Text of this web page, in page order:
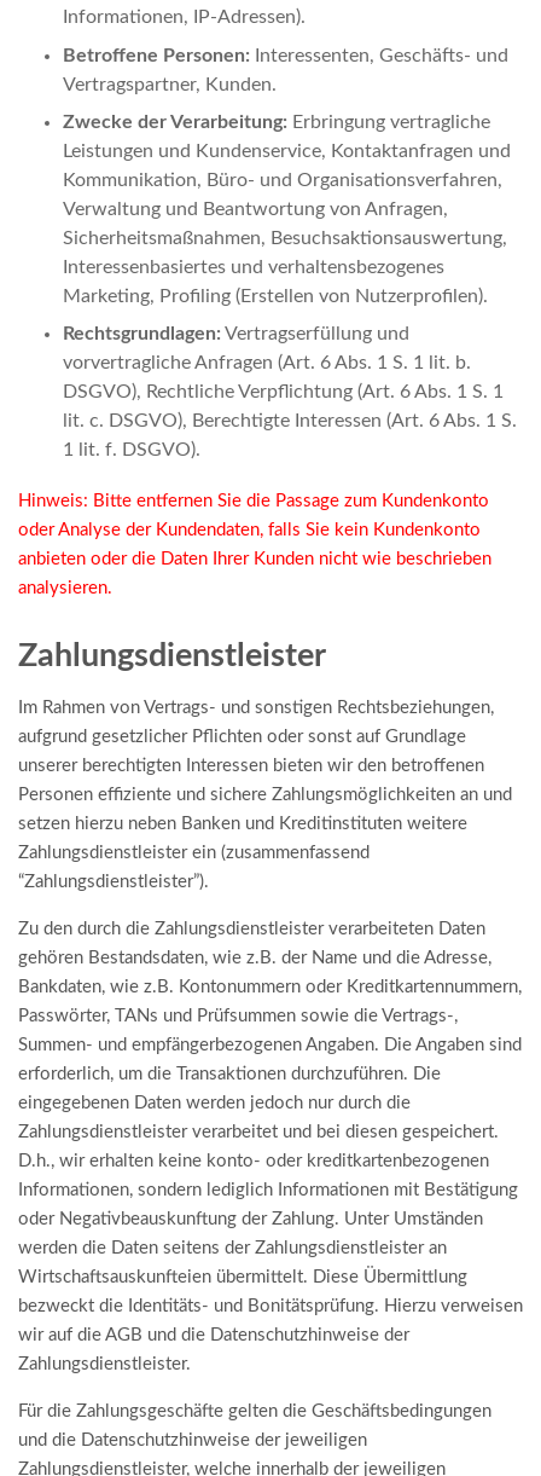
Informationen, IP-Adressen).
Betroffene Personen: Interessenten, Geschäfts- und
Vertragspartner, Kunden.
Zwecke der Verarbeitung: Erbringung vertragliche
Leistungen und Kundenservice, Kontaktanfragen und
Kommunikation, Büro- und Organisationsverfahren,
Verwaltung und Beantwortung von Anfragen,
Sicherheitsmaßnahmen, Besuchsaktionsauswertung,
Interessenbasiertes und verhaltensbezogenes
Marketing, Profiling (Erstellen von Nutzerprofilen).
Rechtsgrundlagen: Vertragserfüllung und
vorvertragliche Anfragen (Art. 6 Abs. 1 S. 1 lit. b.
DSGVO), Rechtliche Verpflichtung (Art. 6 Abs. 1 S. 1
lit. c. DSGVO), Berechtigte Interessen (Art. 6 Abs. 1 S.
1 lit. f. DSGVO).
Hinweis: Bitte entfernen Sie die Passage zum Kundenkonto
oder Analyse der Kundendaten, falls Sie kein Kundenkonto
anbieten oder die Daten Ihrer Kunden nicht wie beschrieben
analysieren.
Zahlungsdienstleister
Im Rahmen von Vertrags- und sonstigen Rechtsbeziehungen,
aufgrund gesetzlicher Pflichten oder sonst auf Grundlage
unserer berechtigten Interessen bieten wir den betroffenen
Personen effiziente und sichere Zahlungsmöglichkeiten an und
setzen hierzu neben Banken und Kreditinstituten weitere
Zahlungsdienstleister ein (zusammenfassend
“Zahlungsdienstleister”).
Zu den durch die Zahlungsdienstleister verarbeiteten Daten
gehören Bestandsdaten, wie z.B. der Name und die Adresse,
Bankdaten, wie z.B. Kontonummern oder Kreditkartennummern,
Passwörter, TANs und Prüfsummen sowie die Vertrags-,
Summen- und empfängerbezogenen Angaben. Die Angaben sind
erforderlich, um die Transaktionen durchzuführen. Die
eingegebenen Daten werden jedoch nur durch die
Zahlungsdienstleister verarbeitet und bei diesen gespeichert.
D.h., wir erhalten keine konto- oder kreditkartenbezogenen
Informationen, sondern lediglich Informationen mit Bestätigung
oder Negativbeauskunftung der Zahlung. Unter Umständen
werden die Daten seitens der Zahlungsdienstleister an
Wirtschaftsauskunfteien übermittelt. Diese Übermittlung
bezweckt die Identitäts- und Bonitätsprüfung. Hierzu verweisen
wir auf die AGB und die Datenschutzhinweise der
Zahlungsdienstleister.
Für die Zahlungsgeschäfte gelten die Geschäftsbedingungen
und die Datenschutzhinweise der jeweiligen
Zahlungsdienstleister, welche innerhalb der jeweiligen